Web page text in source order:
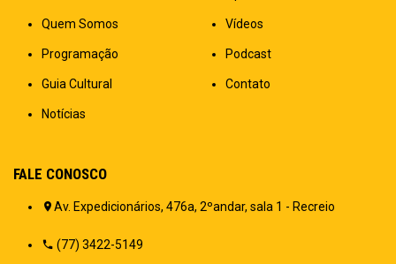
Quem Somos
Programação
Guia Cultural
Notícias
Vídeos
Podcast
Contato
FALE CONOSCO
Av. Expedicionários, 476a, 2ºandar, sala 1 - Recreio
(77) 3422-5149